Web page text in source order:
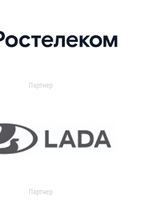
Партнер
Партнер